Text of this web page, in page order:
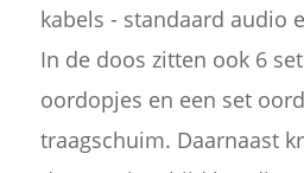
kabels - standaard audio
In de doos zitten ook 6
oordopjes en een set
traagschuim. Daarnaast